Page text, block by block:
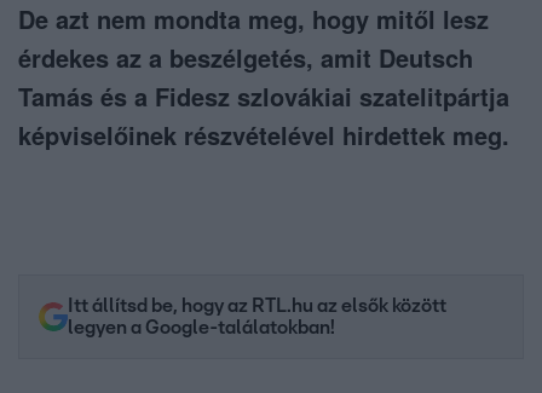
De azt nem mondta meg, hogy mitől lesz
érdekes az a beszélgetés, amit Deutsch
Tamás és a Fidesz szlovákiai szatelitpártja
képviselőinek részvételével hirdettek meg.
Itt állítsd be, hogy az RTL.hu az elsők között
legyen a Google-találatokban!